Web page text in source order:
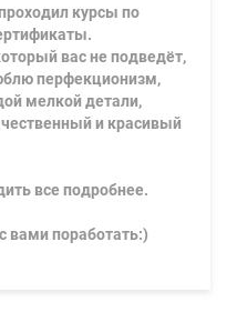
курсы по
вас не подведёт,
перфекционизм,
мелкой детали,
и красивый
все подробнее.
вами поработать:)